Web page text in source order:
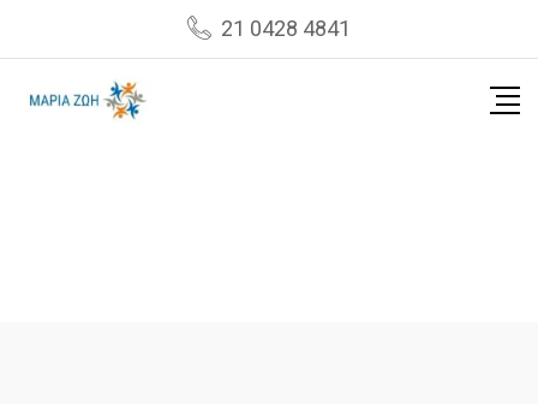
21 0428 4841